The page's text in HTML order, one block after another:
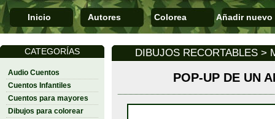
Inicio Autores Colorea Añadir nuevo
CATEGORÍAS
Audio Cuentos
Cuentos Infantiles
Cuentos para mayores
Dibujos para colorear
DIBUJOS RECORTABLES >
POP-UP DE UN